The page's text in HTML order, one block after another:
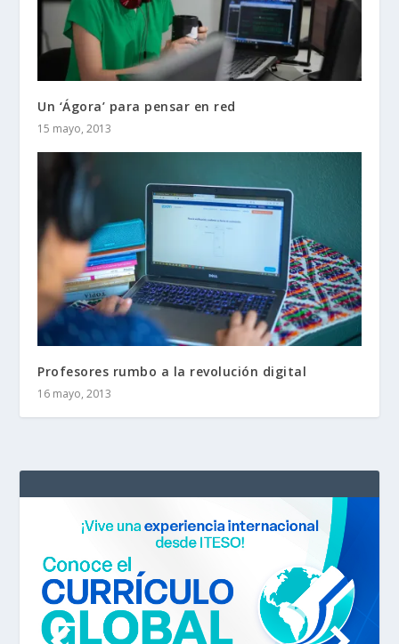
Un ‘Ágora’ para pensar en red
15 mayo, 2013
Profesores rumbo a la revolución digital
16 mayo, 2013